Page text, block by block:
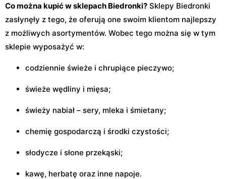
Co można kupić w sklepach Biedronki? Sklepy Biedronki
zasłynęły z tego, że oferują one swoim klientom najlepszy
z możliwych asortymentów. Wobec tego można się w tym
sklepie wyposażyć w:
codziennie świeże i chrupiące pieczywo;
świeże wędliny i mięsa;
świeży nabiał – sery, mleka i śmietany;
chemię gospodarczą i środki czystości;
słodycze i słone przekąski;
kawę, herbatę oraz inne napoje.